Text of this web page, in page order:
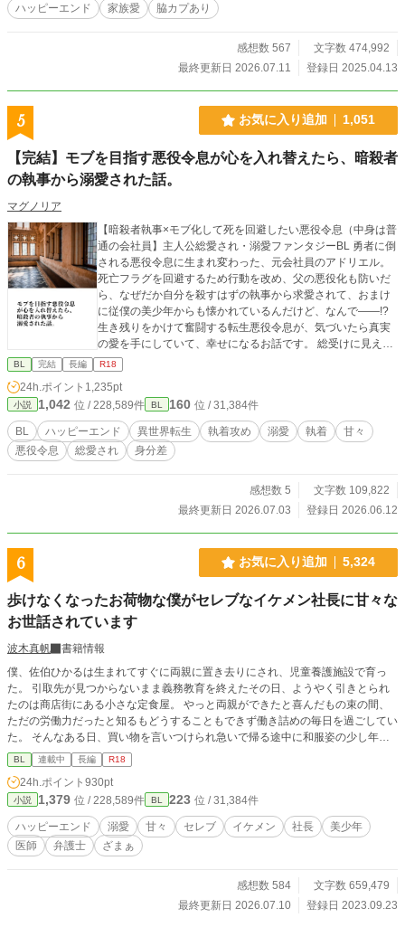
ハッピーエンド
家族愛 脇カプあり
感想数 567
文字数 474,992
最終更新日 2026.07.11
登録日 2025.04.13
5 お気に入り追加 1,051
【完結】モブを目指す悪役令息が心を入れ替えたら、暗殺者
の執事から溺愛された話。
マグノリア
【暗殺者執事×モブ化して死を回避したい悪役令息（中身は普
通の会社員】主人公総愛され・溺愛ファンタジーBL 勇者に倒
される悪役令息に生まれ変わった、元会社員のアドリエル。
死亡フラグを回避するため行動を改め、父の悪役化も防いだ
ら、なぜだか自分を殺すはずの執事から求愛されて、おまけ
に従僕の美少年からも懐かれているんだけど、なんで――!?
生き残りをかけて奮闘する転生悪役令息が、気づいたら真実
の愛を手にしていて、幸せになるお話です。 総受けに見える
展開が含まれますが、最終的に主人公とくっつくのは執事ひ
とりだけです。 性描写のあるエピソードには（☆）を付けて
おります。 アルファポリス様の独占公開・最新作です。 皆様
に楽しんでいただけたらと願っています。どうぞよろしくお
願いいたします！ ※本編完結済み。今後は、後日談・番外編
を不定期に投稿します。 ※番外編・第一弾としまして、完結
記念SS『プレゼントは僕だった』を更新しました。
BL 完結 長編 R18
24h.ポイント 1,235pt
小説 1,042 位 / 228,589件 BL 160 位 / 31,384件
BL ハッピーエンド 異世界転生 執着攻め 溺愛 執着
甘々
悪役令息
総愛され 身分差
感想数 5
文字数 109,822
最終更新日 2026.07.03
登録日 2026.06.12
6 お気に入り追加 5,324
歩けなくなったお荷物な僕がセレブなイケメン社長に甘々な
お世話されています
波木真帆
書籍情報
僕、佐伯ひかるは生まれてすぐに両親に置き去りにされ、児童養護施設で育っ
た。 引取先が見つからないまま義務教育を終えたその日、ようやく引きとられ
たのは商店街にある小さな定食屋。 やっと両親ができたと喜んだもの束の間、
ただの労働力だったと知るもどうすることもできず働き詰めの毎日を過ごしてい
た。 そんなある日、買い物を言いつけられ急いで帰る途中に和服姿の少し年配
の女性を庇って交通事故に遭ってしまう。 もう一生歩けないかもしれないと言
われた僕は養父母からお荷物はいらないと言われてしまって……。 可哀想な人
生を送ってきた心優しい美少年とセレブなイケメン社長とのハッピーエンド小説
です。 R18には※つけます。
BL 連載中 長編 R18
24h.ポイント 930pt
小説 1,379 位 / 228,589件 BL 223 位 / 31,384件
ハッピーエンド 溺愛 甘々 セレブ イケメン 社長
美少年
医師
弁護士 ざまぁ
感想数 584
文字数 659,479
最終更新日 2026.07.10
登録日 2023.09.23